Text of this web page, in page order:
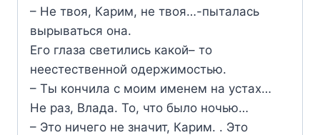
– Не твоя, Карим, не твоя…-пыталась
вырываться она.
Его глаза светились какой– то
неестественной одержимостью.
– Ты кончила с моим именем на устах…
Не раз, Влада. То, что было ночью…
– Это ничего не значит, Карим. . Это